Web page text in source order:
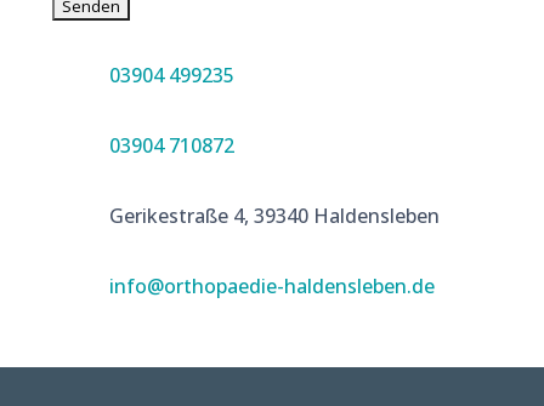
03904 499235
03904 710872
Gerikestraße 4, 39340 Haldensleben
info@orthopaedie-haldensleben.de